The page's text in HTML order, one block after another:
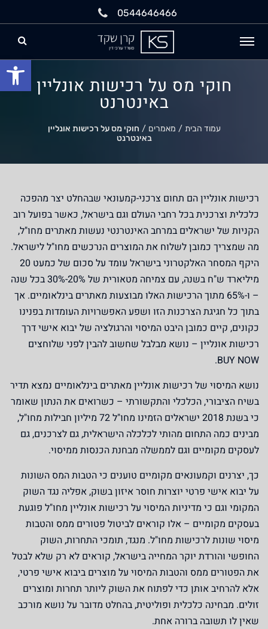
0544646466
חוקי מס על רכישות אונליין
באינטרנט
עמוד הבית / מאמרים / חוקי מס על רכישות אונליין
באינטרנט
רכישות אונליין הם תחום צרכני-קמעונאי שבהחלט יצר מהפכה
כלכלית וצרכנית בכל רחבי העולם וגם בישראל, כאשר בפועל רוב
הקניות של ישראלים במרחב האינטרנטי נעשות מאתרים מחו"ל,
מה שמצריך כמובן לשלוח את המוצרים הנרכשים מחו"ל לישראל.
היקף המסחר האלקטרוני בישראל עומד על סכום של כמעט 20
מיליארד ש"ח בשנה, עם צמיחה מטאורית של 20%-30%
בכל שנה
– ו-65% מתוך הרכישות האלו מבוצעות מאתרים בינלאומיים. אך
בתוך כל חגיגת הצרכנות הזו ושפע האפשרויות העומדות בפנינו
כקונים, קיים כמובן היבט המיסוי והרגולציה של יבוא אישי דרך
רכישות אונליין – נושא מבלבל שחשוב להבין לפני שלוחצים
BUY NOW
.
נושא המיסוי של רכישות אונליין מאתרים בינלאומיים נמצא תדיר
בשיח הציבורי, הכלכלי והתקשורתי – כשרואים את הנתון שאומר
כי בשנת 2018 ישראלים הזמינו מחו"ל 72 מיליון חבילות מחו"ל,
מבינים כמה התחום מהותי לכלכלה הישראלית, גם לצרכנים, גם
לעסקים מקומיים וגם לממשלה מבחנת הכנסות ממיסוי.
כך, יצרנים וקמעונאים מקומיים טוענים כי הטבות המס השונות
על יבוא אישי פרטי יוצרות חוסר איזון בשוק, אפליה נגד השוק
המקומי וגם כי מדיניות המיסוי על רכישות אונליין מחו"ל פוגעת
בעסקים מקומיים – אלו קוראים לביטול פטורים ממס והטבות
מיסוי שונות לרכישות מחו"ל. מנגד, תומכי התחרות, השוק
החופשי והורדת יוקר המחייה בישראל, קוראים לא רק שלא לבטל
את הפטורים ממס והטבות המיסוי על מוצרים ביבוא אישי פרטי,
אלא להרחיב אותן כדי לפתוח את השוק ליותר תחרות ומוצרים
זולים. מבחינה כלכלית ופוליטית, בהחלט מדובר על נושא מורכב
שאין לו תשובה ברורה אחת.